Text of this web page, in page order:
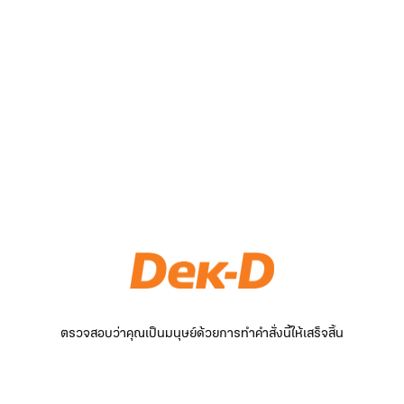
ตรวจสอบว่าคุณเป็นมนุษย์ด้วยการทำคำสั่งนี้ให้เสร็จสิ้น